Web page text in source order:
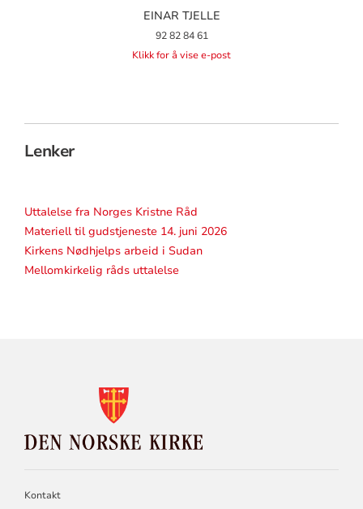
EINAR TJELLE
92 82 84 61
Klikk for å vise e-post
Lenker
Uttalelse fra Norges Kristne Råd
Materiell til gudstjeneste 14. juni 2026
Kirkens Nødhjelps arbeid i Sudan
Mellomkirkelig råds uttalelse
NORSKE
KIRKE
Kontakt